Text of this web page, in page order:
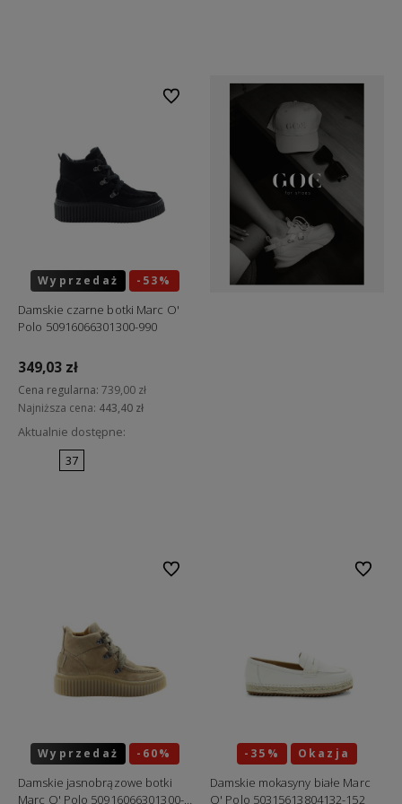
-53%
Okazja
Wyprzedaż
Damskie czarne botki Marc O'
Polo 50916066301300-990
349,03 zł
Cena regularna: 739,00 zł
Najniższa cena: 443,40 zł
Aktualnie dostępne:
37
Do ulubionych
-60%
Okazja
Wyprzedaż
Damskie jasnobrązowe botki
Marc O' Polo 50916066301300-
Do ulubionych
-35% Okazja
Damskie mokasyny białe Marc
O' Polo 50315613804132-152
Do